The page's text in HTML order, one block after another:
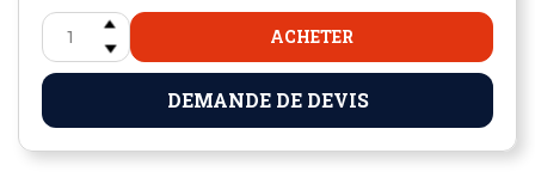
ACHETER
DEMANDE DE DEVIS